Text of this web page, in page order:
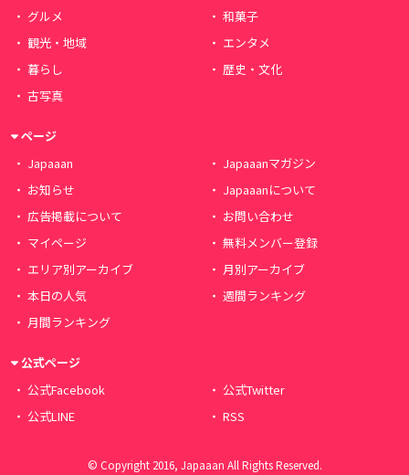
グルメ
和菓子
観光・地域
エンタメ
暮らし
歴史・文化
古写真
ページ
Japaaan
Japaaanマガジン
お知らせ
Japaaanについて
広告掲載について
お問い合わせ
マイページ
無料メンバー登録
エリア別アーカイブ
月別アーカイブ
本日の人気
週間ランキング
月間ランキング
公式ページ
公式Facebook
公式Twitter
公式LINE
RSS
© Copyright 2016, Japaaan All Rights Reserved.